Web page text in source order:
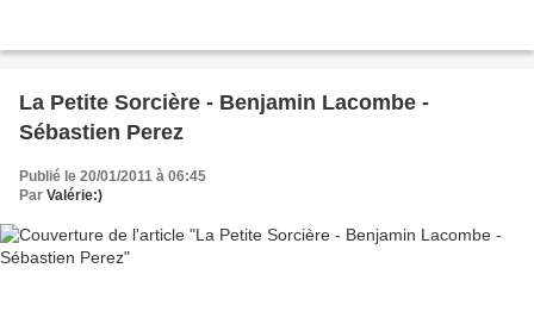
La Petite Sorcière - Benjamin Lacombe -
Sébastien Perez
Publié le 20/01/2011 à 06:45
Par Valérie:)